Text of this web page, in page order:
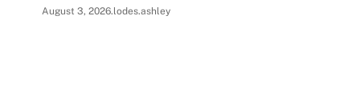
August 3, 2026.lodes.ashley